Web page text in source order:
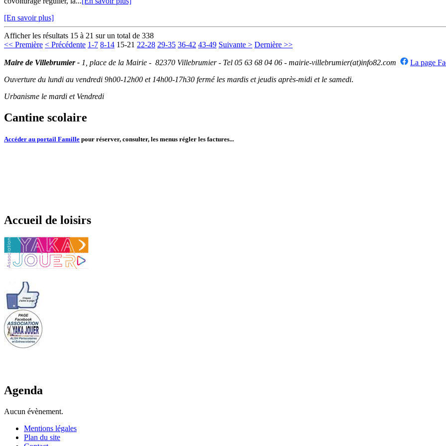
[En savoir plus]
Afficher les résultats 15 à 21 sur un total de 338
<< Première < Précédente 1-7 8-14 15-21 22-28 29-35 36-42 43-49 Suivante > Dernière >>
Maire de Villebrumier - 1, place de la Mairie - 82370 Villebrumier - Tel 05 63 68 04 06 - mairie-villebrumier(at)info82.com
La page
Ouverture du lundi au vendredi 9h00-12h00 et 14h00-17h30 fermé les mardis et jeudis après-midi et le samedi.
Urbanisme le mardi et Vendredi
Cantine scolaire
Accéder au portail Famille pour réserver, consulter, les menus régler les factures...
Accueil de loisirs
Agenda
Aucun évènement.
Mentions légales
Plan du site